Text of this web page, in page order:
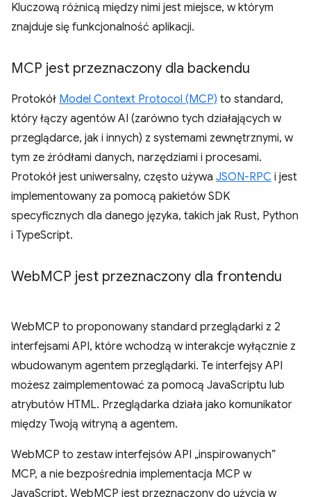
Kluczową różnicą między nimi jest miejsce, w którym
znajduje się funkcjonalność aplikacji.
MCP jest przeznaczony dla backendu
Protokół Model Context Protocol (MCP) to standard,
który łączy agentów AI (zarówno tych działających w
przeglądarce, jak i innych) z systemami zewnętrznymi, w
tym ze źródłami danych, narzędziami i procesami.
Protokół jest uniwersalny, często używa JSON-RPC i jest
implementowany za pomocą pakietów SDK
specyficznych dla danego języka, takich jak Rust, Python
i TypeScript.
WebMCP jest przeznaczony dla frontendu
WebMCP to proponowany standard przeglądarki z 2
interfejsami API, które wchodzą w interakcje wyłącznie z
wbudowanym agentem przeglądarki. Te interfejsy API
możesz zaimplementować za pomocą JavaScriptu lub
atrybutów HTML. Przeglądarka działa jako komunikator
między Twoją witryną a agentem.
WebMCP to zestaw interfejsów API „inspirowanych”
MCP, a nie bezpośrednia implementacja MCP w
JavaScript. WebMCP jest przeznaczony do użycia w